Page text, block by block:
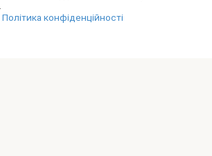
Політика конфіденційності